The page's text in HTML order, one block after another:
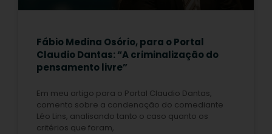
Fábio Medina Osório, para o Portal
Claudio Dantas: “A criminalização do
pensamento livre”
Em meu artigo para o Portal Claudio Dantas,
comento sobre a condenação do comediante
Léo Lins, analisando tanto o caso quanto os
critérios que foram,